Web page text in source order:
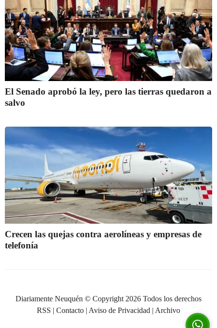
El Senado aprobó la ley, pero las tierras quedaron a
salvo
Crecen las quejas contra aerolíneas y empresas de
telefonía
Diariamente Neuquén © Copyright 2026 Todos los derechos
RSS | Contacto | Aviso de Privacidad | Archivo